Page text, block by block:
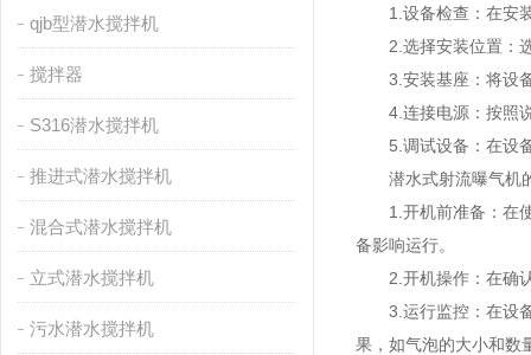
qjb型潜水搅拌机
搅拌器
S316潜水搅拌机
推进式潜水搅拌机
混合式潜水搅拌机
立式潜水搅拌机
污水潜水搅拌机
1.设备检查：在安装
2.选择安装位置：选
3.安装基座：将设备
4.连接电源：按照说
5.调试设备：在设备
潜水式射流曝气机
1.开机前准备：在使
备影响运行。
2.开机操作：在确认
3.运行监控：在设备
果，如气泡的大小和数